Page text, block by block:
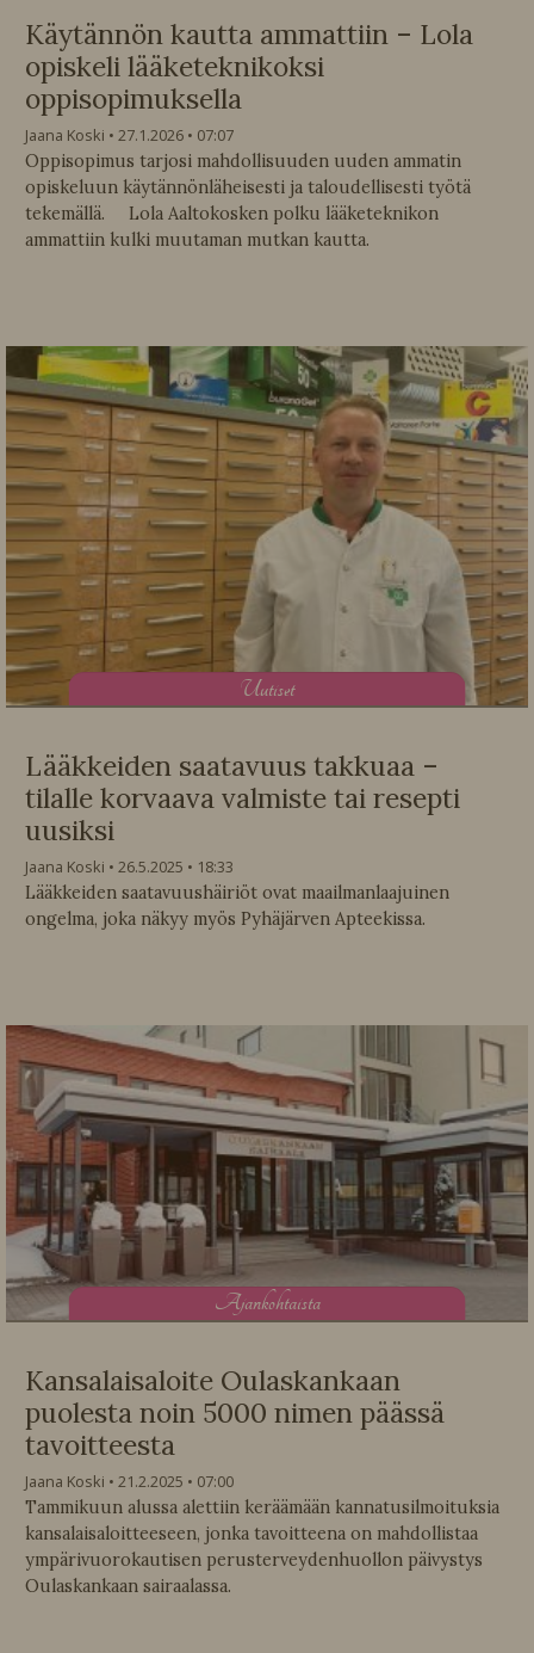
Käytännön kautta ammattiin – Lola
opiskeli lääketeknikoksi
oppisopimuksella
Jaana Koski 27.1.2026
07:07
Oppisopimus tarjosi mahdollisuuden uuden ammatin
opiskeluun käytännönläheisesti ja taloudellisesti työtä
tekemällä. Lola Aaltokosken polku lääketeknikon
ammattiin kulki muutaman mutkan kautta.
Uutiset
Lääkkeiden saatavuus takkuaa –
tilalle korvaava valmiste tai resepti
uusiksi
Jaana Koski 26.5.2025
18:33
Lääkkeiden saatavuushäiriöt ovat maailmanlaajuinen
ongelma, joka näkyy myös Pyhäjärven Apteekissa.
Ajankohtaista
Kansalaisaloite Oulaskankaan
puolesta noin 5000 nimen päässä
tavoitteesta
Jaana Koski 21.2.2025
07:00
Tammikuun alussa alettiin keräämään kannatusilmoituksia
kansalaisaloitteeseen, jonka tavoitteena on mahdollistaa
ympärivuorokautisen perusterveydenhuollon päivystys
Oulaskankaan sairaalassa.